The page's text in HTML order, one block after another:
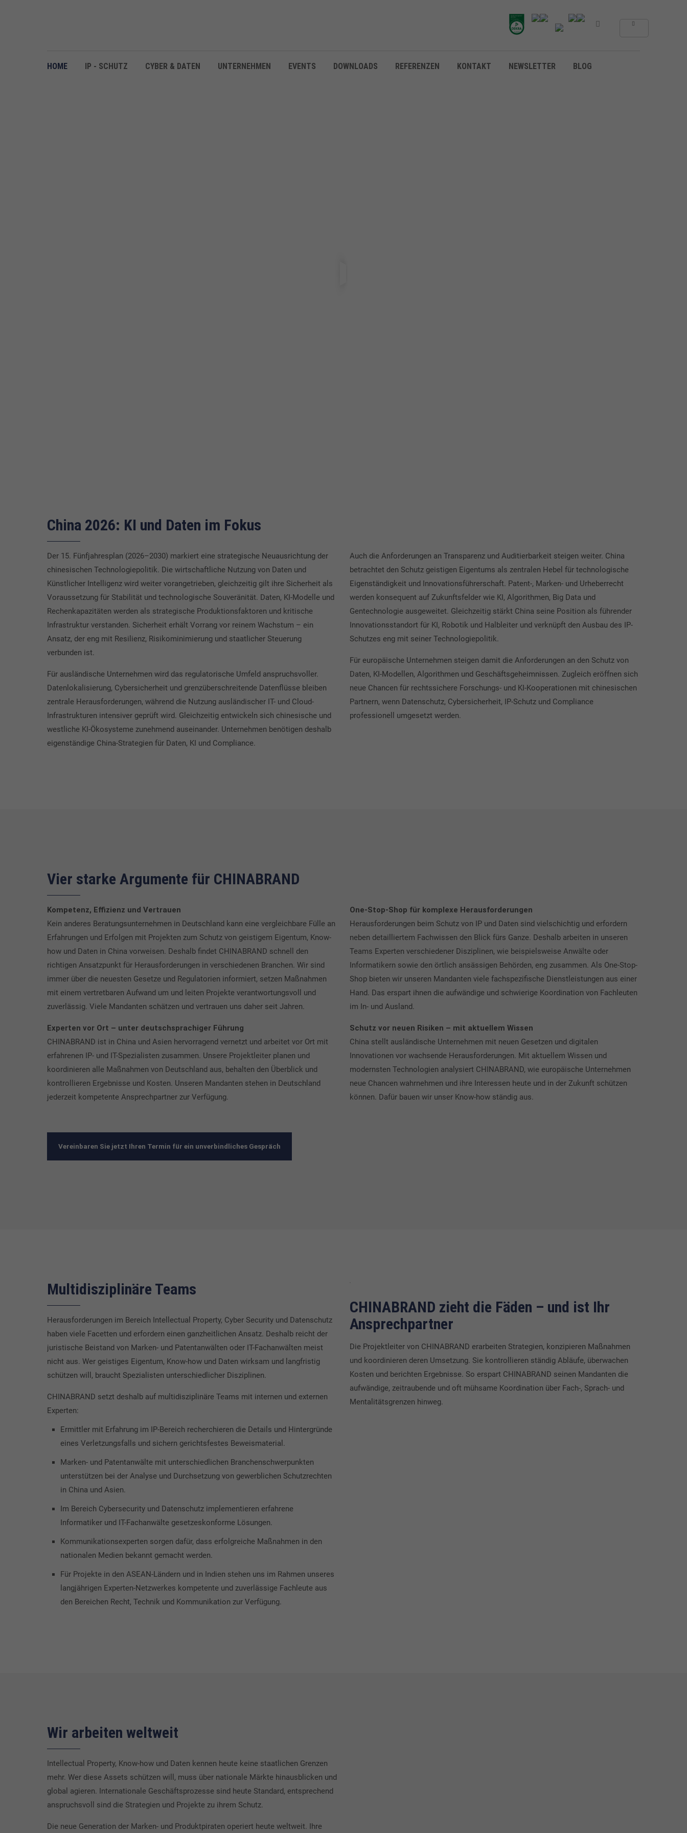
HOME IP - SCHUTZ CYBER & DATEN UNTERNEHMEN EVENTS DOWNLOADS REFERENZEN KONTAKT NEWSLETTER BLOG
China 2026: KI und Daten im Fokus
Der 15. Fünfjahresplan (2026–2030) markiert eine strategische Neuausrichtung der
chinesischen Technologiepolitik. Die wirtschaftliche Nutzung von Daten und
Künstlicher Intelligenz wird weiter vorangetrieben, gleichzeitig gilt ihre Sicherheit als
Voraussetzung für Stabilität und technologische Souveränität. Daten, KI-Modelle und
Rechenkapazitäten werden als strategische Produktionsfaktoren und kritische
Infrastruktur verstanden. Sicherheit erhält Vorrang vor reinem Wachstum – ein
Ansatz, der eng mit Resilienz, Risikominimierung und staatlicher Steuerung
verbunden ist.
Für ausländische Unternehmen wird das regulatorische Umfeld anspruchsvoller.
Datenlokalisierung, Cybersicherheit und grenzüberschreitende Datenflüsse bleiben
zentrale Herausforderungen, während die Nutzung ausländischer IT- und Cloud-
Infrastrukturen intensiver geprüft wird. Gleichzeitig entwickeln sich chinesische und
westliche KI-Ökosysteme zunehmend auseinander. Unternehmen benötigen deshalb
eigenständige China-Strategien für Daten, KI und Compliance.
Auch die Anforderungen an Transparenz und Auditierbarkeit steigen weiter. China
betrachtet den Schutz geistigen Eigentums als zentralen Hebel für technologische
Eigenständigkeit und Innovationsführerschaft. Patent-, Marken- und Urheberrecht
werden konsequent auf Zukunftsfelder wie KI, Algorithmen, Big Data und
Gentechnologie ausgeweitet. Gleichzeitig stärkt China seine Position als führender
Innovationsstandort für KI, Robotik und Halbleiter und verknüpft den Ausbau des IP-
Schutzes eng mit seiner Technologiepolitik.
Für europäische Unternehmen steigen damit die Anforderungen an den Schutz von
Daten, KI-Modellen, Algorithmen und Geschäftsgeheimnissen. Zugleich eröffnen sich
neue Chancen für rechtssichere Forschungs- und KI-Kooperationen mit chinesischen
Partnern, wenn Datenschutz, Cybersicherheit, IP-Schutz und Compliance
professionell umgesetzt werden.
Vier starke Argumente für CHINABRAND
Kompetenz, Effizienz und Vertrauen
Kein anderes Beratungsunternehmen in Deutschland kann eine vergleichbare Fülle an
Erfahrungen und Erfolgen mit Projekten zum Schutz von geistigem Eigentum, Know-
how und Daten in China vorweisen. Deshalb findet CHINABRAND schnell den
richtigen Ansatzpunkt für Herausforderungen in verschiedenen Branchen. Wir sind
immer über die neuesten Gesetze und Regulatorien informiert, setzen Maßnahmen
mit einem vertretbaren Aufwand um und leiten Projekte verantwortungsvoll und
zuverlässig. Viele Mandanten schätzen und vertrauen uns daher seit Jahren.
Experten vor Ort – unter deutschsprachiger Führung
CHINABRAND ist in China und Asien hervorragend vernetzt und arbeitet vor Ort mit
erfahrenen IP- und IT-Spezialisten zusammen. Unsere Projektleiter planen und
koordinieren alle Maßnahmen von Deutschland aus, behalten den Überblick und
kontrollieren Ergebnisse und Kosten. Unseren Mandanten stehen in Deutschland
jederzeit kompetente Ansprechpartner zur Verfügung.
One-Stop-Shop für komplexe Herausforderungen
Herausforderungen beim Schutz von IP und Daten sind vielschichtig und erfordern
neben detailliertem Fachwissen den Blick fürs Ganze. Deshalb arbeiten in unseren
Teams Experten verschiedener Disziplinen, wie beispielsweise Anwälte oder
Informatikern sowie den örtlich ansässigen Behörden, eng zusammen. Als One-Stop-
Shop bieten wir unseren Mandanten viele fachspezifische Dienstleistungen aus einer
Hand. Das erspart ihnen die aufwändige und schwierige Koordination von Fachleuten
im In- und Ausland.
Schutz vor neuen Risiken – mit aktuellem Wissen
China stellt ausländische Unternehmen mit neuen Gesetzen und digitalen
Innovationen vor wachsende Herausforderungen. Mit aktuellem Wissen und
modernsten Technologien analysiert CHINABRAND, wie europäische Unternehmen
neue Chancen wahrnehmen und ihre Interessen heute und in der Zukunft schützen
können. Dafür bauen wir unser Know-how ständig aus.
Vereinbaren Sie jetzt Ihren Termin für ein unverbindliches Gespräch
Multidisziplinäre Teams
Herausforderungen im Bereich Intellectual Property, Cyber Security und Datenschutz
haben viele Facetten und erfordern einen ganzheitlichen Ansatz. Deshalb reicht der
juristische Beistand von Marken- und Patentanwälten oder IT-Fachanwälten meist
nicht aus. Wer geistiges Eigentum, Know-how und Daten wirksam und langfristig
schützen will, braucht Spezialisten unterschiedlicher Disziplinen.
CHINABRAND setzt deshalb auf multidisziplinäre Teams mit internen und externen
Experten:
Ermittler mit Erfahrung im IP-Bereich recherchieren die Details und Hintergründe
eines Verletzungsfalls und sichern gerichtsfestes Beweismaterial.
Marken- und Patentanwälte mit unterschiedlichen Branchenschwerpunkten
unterstützen bei der Analyse und Durchsetzung von gewerblichen Schutzrechten
in China und Asien.
Im Bereich Cybersecurity und Datenschutz implementieren erfahrene
Informatiker und IT-Fachanwälte gesetzeskonforme Lösungen.
Kommunikationsexperten sorgen dafür, dass erfolgreiche Maßnahmen in den
nationalen Medien bekannt gemacht werden.
Für Projekte in den ASEAN-Ländern und in Indien stehen uns im Rahmen unseres
langjährigen Experten-Netzwerkes kompetente und zuverlässige Fachleute aus
den Bereichen Recht, Technik und Kommunikation zur Verfügung.
CHINABRAND zieht die Fäden – und ist Ihr
Ansprechpartner
Die Projektleiter von CHINABRAND erarbeiten Strategien, konzipieren Maßnahmen
und koordinieren deren Umsetzung. Sie kontrollieren ständig Abläufe, überwachen
Kosten und berichten Ergebnisse. So erspart CHINABRAND seinen Mandanten die
aufwändige, zeitraubende und oft mühsame Koordination über Fach-, Sprach- und
Mentalitätsgrenzen hinweg.
Wir arbeiten weltweit
Intellectual Property, Know-how und Daten kennen heute keine staatlichen Grenzen
mehr. Wer diese Assets schützen will, muss über nationale Märkte hinausblicken und
global agieren. Internationale Geschäftsprozesse sind heute Standard, entsprechend
anspruchsvoll sind die Strategien und Projekte zu ihrem Schutz.
Die neue Generation der Marken- und Produktpiraten operiert heute weltweit. Ihre